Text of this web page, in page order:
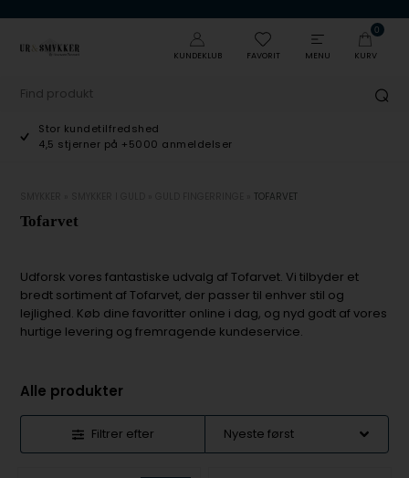
KUNDEKLUB FAVORIT MENU
0
KURV
Stor kundetilfredshed
4,5 stjerner på +5000 anmeldelser
»TOFARVET
Tofarvet
Udforsk vores fantastiske udvalg af Tofarvet. Vi tilbyder et
bredt sortiment af Tofarvet, der passer til enhver stil og
lejlighed. Køb dine favoritter online i dag, og nyd godt af vores
hurtige levering og fremragende kundeservice.
Alle produkter
Filtrer efter